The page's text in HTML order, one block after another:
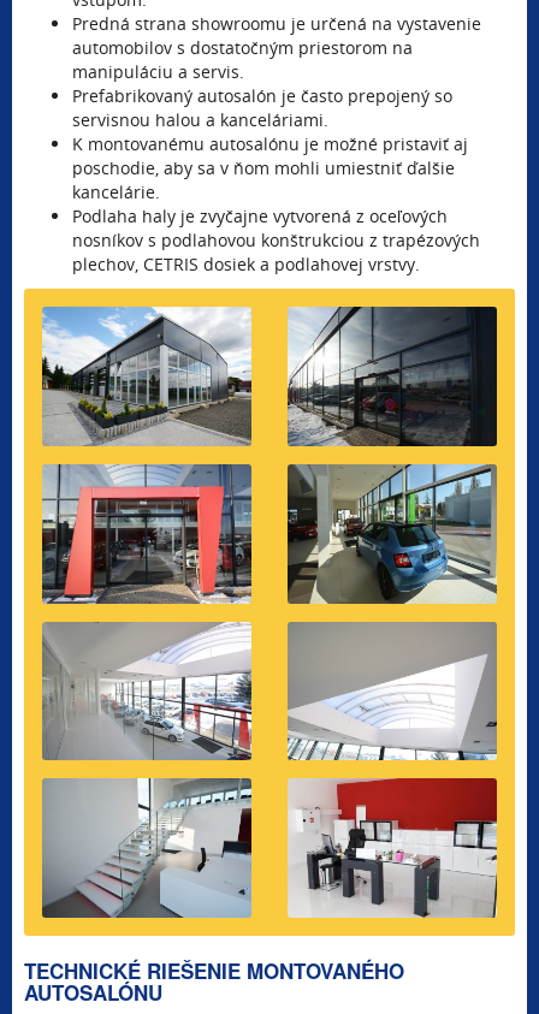
Predná strana showroomu je určená na vystavenie
automobilov s dostatočným priestorom na
manipuláciu a servis.
Prefabrikovaný autosalón je často prepojený so
servisnou halou a kanceláriami.
K montovanému autosalónu je možné pristaviť aj
poschodie, aby sa v ňom mohli umiestniť ďalšie
kancelárie.
Podlaha haly je zvyčajne vytvorená z oceľových
nosníkov s podlahovou konštrukciou z trapézových
plechov, CETRIS dosiek a podlahovej vrstvy.
TECHNICKÉ RIEŠENIE MONTOVANÉHO
AUTOSALÓNU